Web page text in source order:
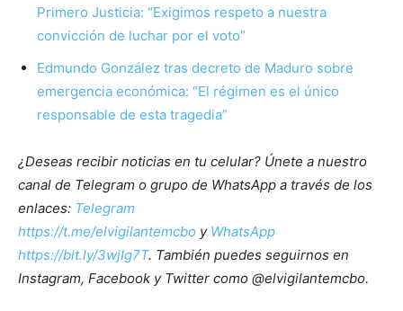
Primero Justicia: “Exigimos respeto a nuestra
convicción de luchar por el voto”
Edmundo González tras decreto de Maduro sobre
emergencia económica: “El régimen es el único
responsable de esta tragedia”
¿Deseas recibir noticias en tu celular? Únete a nuestro
canal de Telegram o grupo de WhatsApp a través de los
enlaces: Telegram
https://t.me/elvigilantemcbo y WhatsApp
https://bit.ly/3wjIg7T. También puedes seguirnos en
Instagram, Facebook y Twitter como @elvigilantemcbo.